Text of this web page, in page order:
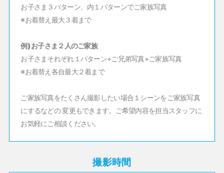
お子さま３パターン、内１パターンでご家族写真
※お着替え最大３着まで
例) お子さま２人のご家族
お子さまそれぞれ１パターン+ご兄弟写真+ご家族写真
※お着替え各自最大２着まで
ご家族写真をたくさん撮影したい場合 １シーンをご家族写真
にするなどの 変更もできます。ご希望内容を担当スタッフに
お気軽にご相談ください。
撮影時間